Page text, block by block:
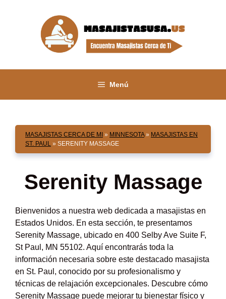
Menú
MASAJISTAS CERCA DE MI » MINNESOTA» MASAJISTAS EN
ST. PAUL » SERENITY MASSAGE
Serenity Massage
Bienvenidos a nuestra web dedicada a masajistas en
Estados Unidos. En esta sección, te presentamos
Serenity Massage, ubicado en 400 Selby Ave Suite F,
St Paul, MN 55102. Aquí encontrarás toda la
información necesaria sobre este destacado masajista
en St. Paul, conocido por su profesionalismo y
técnicas de relajación excepcionales. Descubre cómo
Serenity Massage puede mejorar tu bienestar físico y